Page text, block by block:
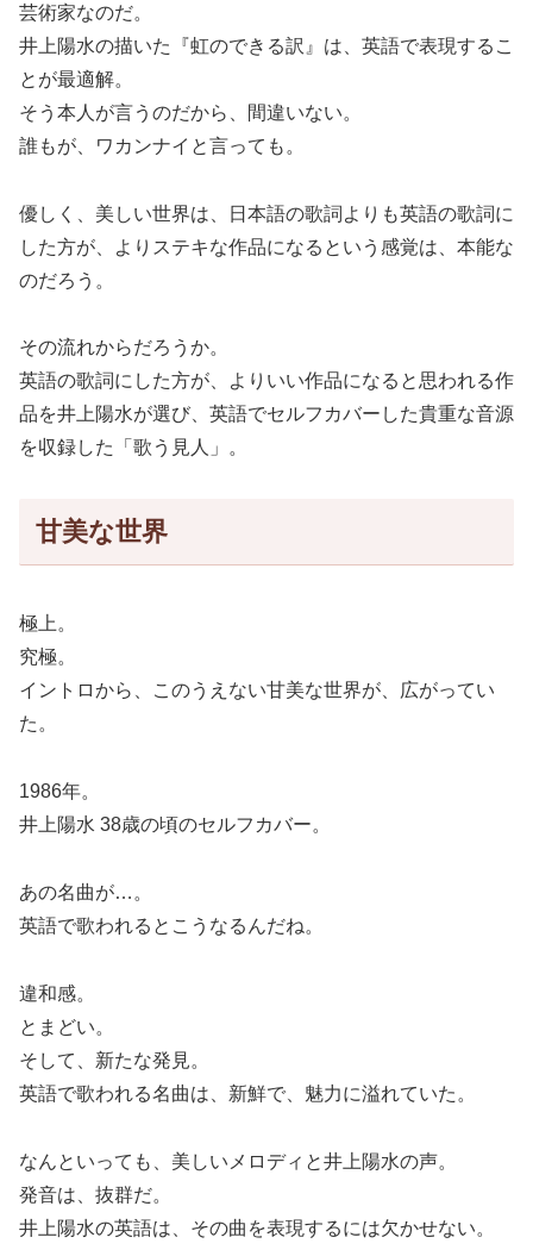
芸術家なのだ。
井上陽水の描いた『虹のできる訳』は、英語で表現するこ
とが最適解。
そう本人が言うのだから、間違いない。
誰もが、ワカンナイと言っても。
優しく、美しい世界は、日本語の歌詞よりも英語の歌詞に
した方が、よりステキな作品になるという感覚は、本能な
のだろう。
その流れからだろうか。
英語の歌詞にした方が、よりいい作品になると思われる作
品を井上陽水が選び、英語でセルフカバーした貴重な音源
を収録した「歌う見人」。
甘美な世界
極上。
究極。
イントロから、このうえない甘美な世界が、広がってい
た。
1986年。
井上陽水 38歳の頃のセルフカバー。
あの名曲が…。
英語で歌われるとこうなるんだね。
違和感。
とまどい。
そして、新たな発見。
英語で歌われる名曲は、新鮮で、魅力に溢れていた。
なんといっても、美しいメロディと井上陽水の声。
発音は、抜群だ。
井上陽水の英語は、その曲を表現するには欠かせない。